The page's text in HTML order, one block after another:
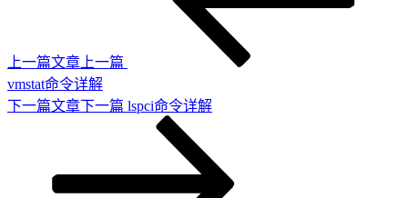
上一篇文章 上一篇
vmstat命令详解
下一篇文章下一篇 lspci命令详解